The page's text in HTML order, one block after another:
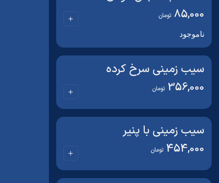
85,000 تومان
ناموجود
سیب زمینی سرخ کرده
356,000 تومان
سیب زمینی با پنیر
454,000 تومان